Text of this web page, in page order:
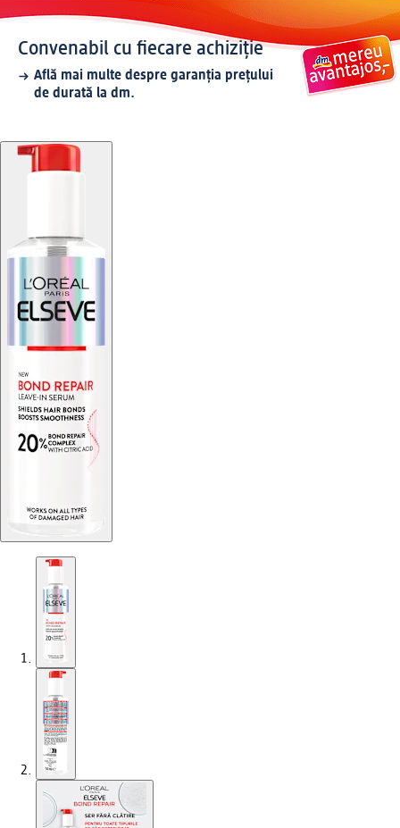
Convenabil cu fiecare achiziție
Află mai multe despre garanția prețului
de durată la dm.